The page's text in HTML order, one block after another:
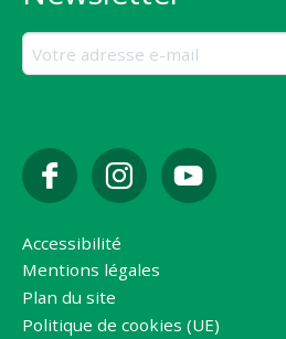
Accessibilité
Mentions légales
Plan du site
Politique de cookies (UE)